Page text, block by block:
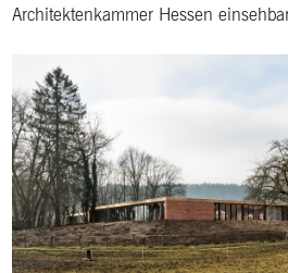
Architektenkammer Hessen